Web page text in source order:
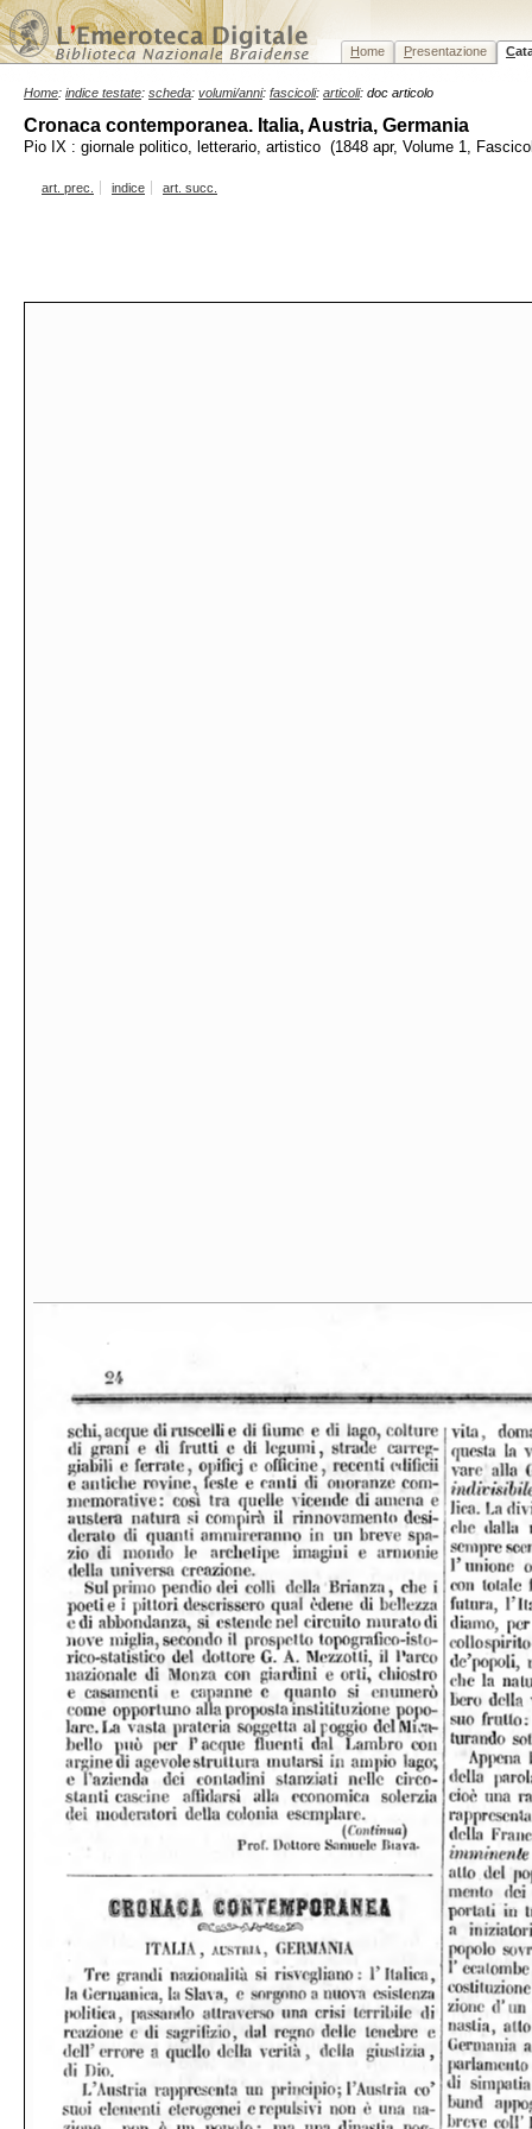
Home Presentazione C
Home: indice testate: scheda: volumi/anni: fascicoli: articoli: doc articolo
Cronaca contemporanea. Italia, Austria, Germania
Pio IX : giornale politico, letterario, artistico (1848 apr, Volume 1,
art. prec. indice art. succ.